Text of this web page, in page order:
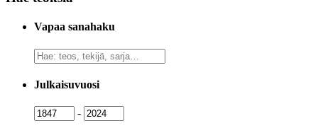
Vapaa sanahaku
Vapaa
sanahaku
Julkaisuvuosi
Julkaisuvuosi
- Julkaisuvuosi